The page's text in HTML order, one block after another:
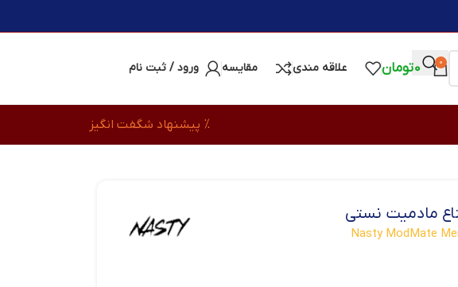
0
0تومان علاقه مندی مقایسه ورود / ثبت نام
% پیشنهاد شگفت انگیز
مادمیت نستی
Nasty ModMate